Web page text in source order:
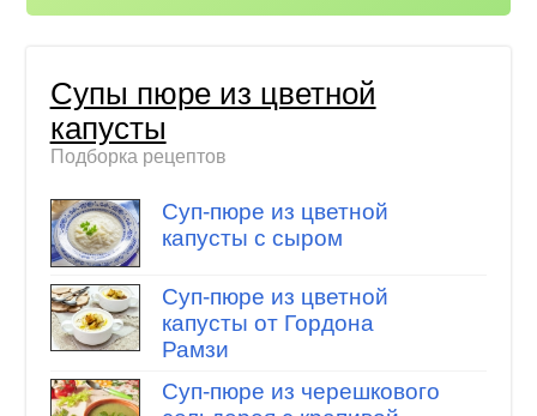
Супы пюре из цветной
капусты
Подборка рецептов
Суп-пюре из цветной
капусты с сыром
Суп-пюре из цветной
капусты от Гордона
Рамзи
Суп-пюре из черешкового